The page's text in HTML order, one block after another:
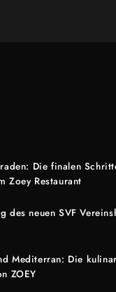
Die finalen
Zoey Restaurant
des neuen SVF
Mediterran: Die
ZOEY